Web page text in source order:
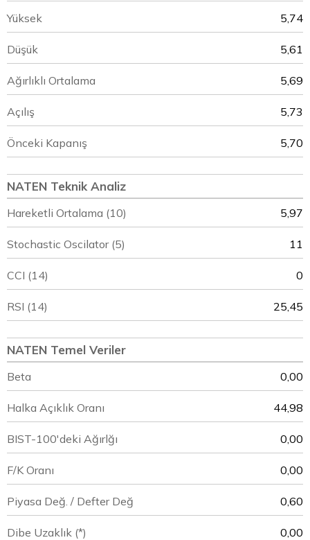
Yüksek 5,74
Düşük 5,61
Ağırlıklı Ortalama 5,69
Açılış 5,73
Önceki Kapanış 5,70
NATEN Teknik Analiz
Hareketli Ortalama (10) 5,97
Stochastic Oscilator (5) 11
CCI (14) 0
RSI (14) 25,45
NATEN Temel Veriler
Beta 0,00
Halka Açıklık Oranı 44,98
BIST-100'deki Ağırlğı 0,00
F/K Oranı 0,00
Piyasa Değ. / Defter Değ 0,60
Dibe Uzaklık (*) 0,00